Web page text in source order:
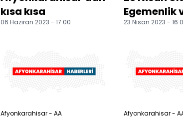
kısa kısa
06 Haziran 2023 - 17:00
Egemenlik
Bayramı
23 Nisan 2023 -
Afyonkarahisar - AA Afyonkarahisar -